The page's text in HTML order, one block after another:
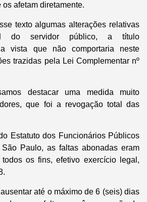
afetam diretamente.
texto algumas alterações relativas
do servidor público, a título
vista que não comportaria neste
trazidas pela Lei Complementar nº
destacar uma medida muito
que foi a revogação total das
Estatuto dos Funcionários Públicos
Paulo, as faltas abonadas eram
os fins, efetivo exercício legal,
até o máximo de 6 (seis) dias